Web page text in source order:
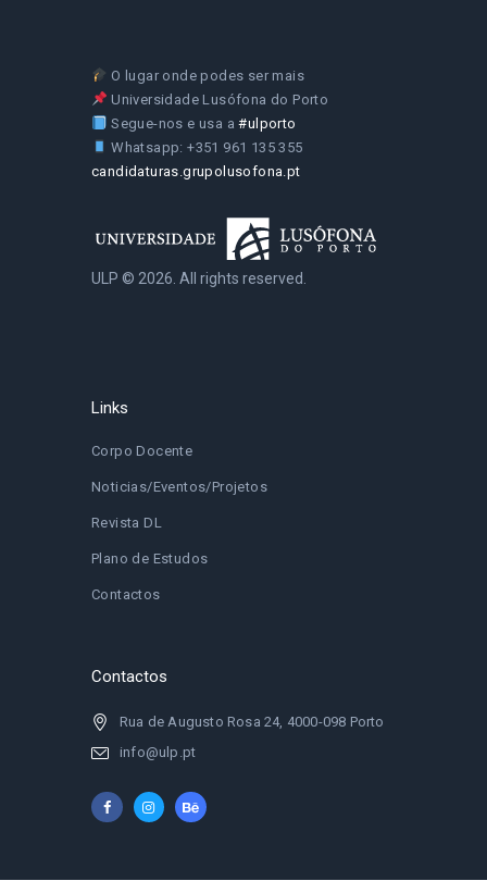
O lugar onde podes ser mais
Universidade Lusófona do Porto
Segue-nos e usa a#ulporto
Whatsapp: +351 961 135 355
candidaturas.grupolusofona.pt
ULP © 2026. All rights reserved.
Links
Corpo Docente
Noticias/Eventos/Projetos
Revista DL
Plano de Estudos
Contactos
Contactos
Rua de Augusto Rosa 24, 4000-098 Porto
info@ulp.pt